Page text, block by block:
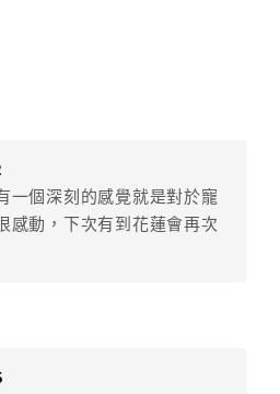
訂飯店）
（限原訂飯店）
留住房)
動，本飯店可接受
金額」時，請注意！為避免飯
。 （限原訂飯店使用）
一個深刻的感覺就是對於寵
感動，下次有到花蓮會再次